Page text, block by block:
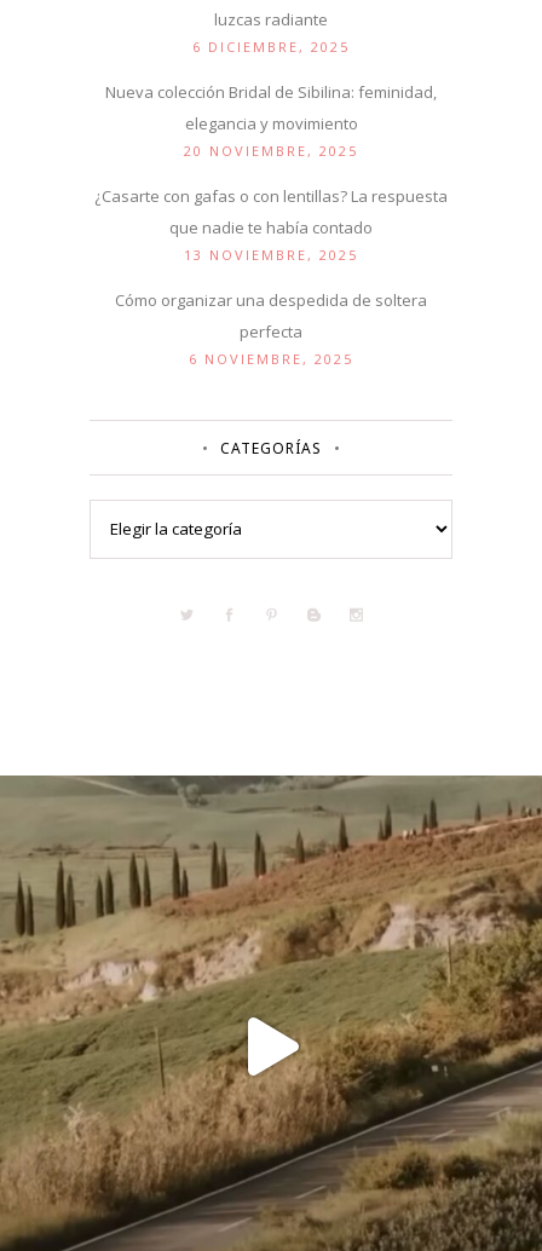
luzcas radiante
6 DICIEMBRE, 2025
Nueva colección Bridal de Sibilina: feminidad,
elegancia y movimiento
20 NOVIEMBRE, 2025
¿Casarte con gafas o con lentillas? La respuesta
que nadie te había contado
13 NOVIEMBRE, 2025
Cómo organizar una despedida de soltera
perfecta
6 NOVIEMBRE, 2025
CATEGORÍAS